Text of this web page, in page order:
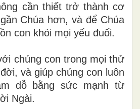
cần thiết trở thành cơ
Chúa hơn, và để Chúa
con khỏi mọi yếu đuối.
chúng con trong mọi thử
và giúp chúng con luôn
dỗ bằng sức mạnh từ
Ngài.